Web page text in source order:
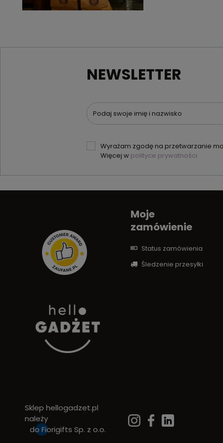
NEWSLETTER
Podaj swoje imię i nazwisko
Wyrażam zgodę na przetwarzanie
Więcej w polityce prywatności.
Sklep hellogadzet.pl
należy
do Fiorigifts Sp. z o.o.
Moje
zamówienie
Status zamówienia
Śledzenie przesyłki